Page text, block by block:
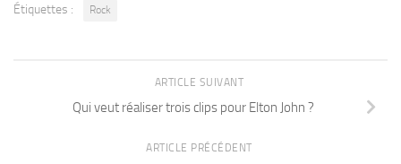
Étiquettes : Rock
ARTICLE SUIVANT
Qui veut réaliser trois clips pour Elton John ?
ARTICLE PRÉCÉDENT